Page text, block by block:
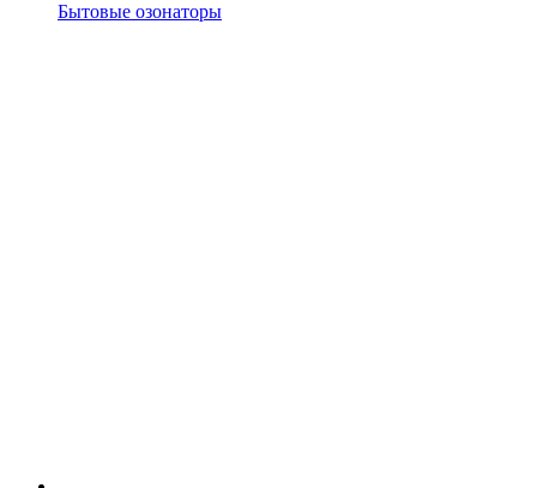
Бытовые озонаторы